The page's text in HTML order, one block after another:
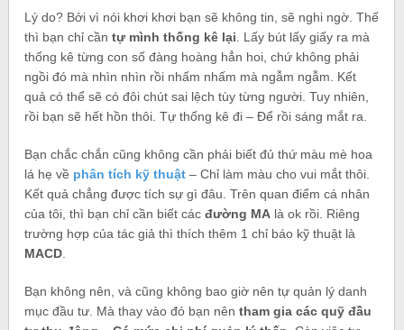
Lý do? Bởi vì nói khơi khơi bạn sẽ không tin, sẽ nghi ngờ. Thế
thì bạn chỉ cầntự mình thống kê lại . Lấy bút lấy giấy ra mà
thống kê từng con số đàng hoàng hẳn hoi, chứ không phải
ngồi đó mà nhìn nhìn rồi nhấm nhấm mà ngẫm ngẫm. Kết
quả có thể sẽ có đôi chút sai lệch tùy từng người. Tuy nhiên,
rồi bạn sẽ hết hồn thôi. Tự thống kê đi – Để rồi sáng mắt ra.
Bạn chắc chắn cũng không cần phải biết đủ thứ màu mè hoa
lá hẹ về phân tích kỹ thuật – Chỉ làm màu cho vui mắt thôi.
Kết quả chẳng được tích sự gì đâu. Trên quan điểm cá nhân
của tôi, thì bạn chỉ cần biết cácđường MA là ok rồi. Riêng
trường hợp của tác giả thì thích thêm 1 chỉ báo kỹ thuật là
MACD
Bạn không nên, và cũng không bao giờ nên tự quản lý danh
mục đầu tư. Mà thay vào đó bạn nêntham gia các quỹ đầu